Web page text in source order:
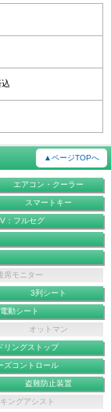
込
▲ページTOPへ
エアコン・クーラー
スマートキー
：フルセグ
席モニター
3列シート
電動シート
オットマン
リングストップ
ズコントロール
盗難防止装置
ングアシスト